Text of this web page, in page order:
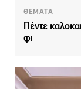
ΘΕΜΑΤΑ
Πέντε
φι